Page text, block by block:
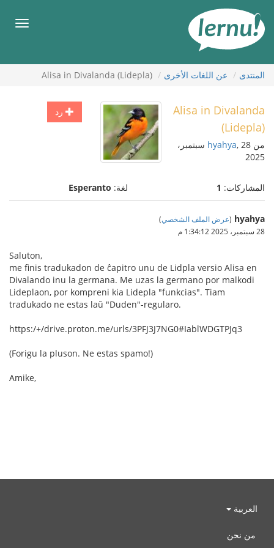
المحتويات
قائمة
المنتدى عن اللغات الأخرى Alisa in Divalanda (Lidepla)
رد
Alisa in Divalanda
(Lidepla)
من hyahya , 28 سبتمبر،
2025
المشاركات: 1 لغة: Esperanto
hyahya
(عرض الملف الشخصي)
28 سبتمبر، 2025 1:34:12 م
Saluton,
me finis tradukadon de ĉapitro unu de Lidpla versio Alisa en
Divalando inu la germana. Me uzas la germano por malkodi
Lideplaon, por kompreni kia Lidepla "funkcias". Tiam
tradukado ne estas laŭ "Duden"-regularo.
https:/+/drive.proton.me/urls/3PFJ3J7NG0#IablWDGTPJq3
(Forigu la pluson. Ne estas spamo!)
Amike,
العربية
من نحن